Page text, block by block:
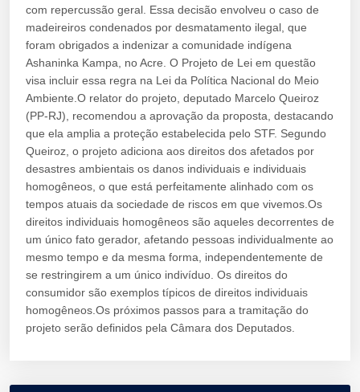
com repercussão geral. Essa decisão envolveu o caso de
madeireiros condenados por desmatamento ilegal, que
foram obrigados a indenizar a comunidade indígena
Ashaninka Kampa, no Acre. O Projeto de Lei em questão
visa incluir essa regra na Lei da Política Nacional do Meio
Ambiente.O relator do projeto, deputado Marcelo Queiroz
(PP-RJ), recomendou a aprovação da proposta, destacando
que ela amplia a proteção estabelecida pelo STF. Segundo
Queiroz, o projeto adiciona aos direitos dos afetados por
desastres ambientais os danos individuais e individuais
homogêneos, o que está perfeitamente alinhado com os
tempos atuais da sociedade de riscos em que vivemos.Os
direitos individuais homogêneos são aqueles decorrentes de
um único fato gerador, afetando pessoas individualmente ao
mesmo tempo e da mesma forma, independentemente de
se restringirem a um único indivíduo. Os direitos do
consumidor são exemplos típicos de direitos individuais
homogêneos.Os próximos passos para a tramitação do
projeto serão definidos pela Câmara dos Deputados.